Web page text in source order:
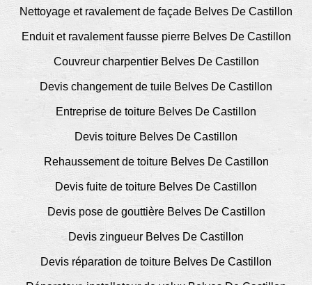
Nettoyage et ravalement de façade Belves De Castillon
Enduit et ravalement fausse pierre Belves De Castillon
Couvreur charpentier Belves De Castillon
Devis changement de tuile Belves De Castillon
Entreprise de toiture Belves De Castillon
Devis toiture Belves De Castillon
Rehaussement de toiture Belves De Castillon
Devis fuite de toiture Belves De Castillon
Devis pose de gouttière Belves De Castillon
Devis zingueur Belves De Castillon
Devis réparation de toiture Belves De Castillon